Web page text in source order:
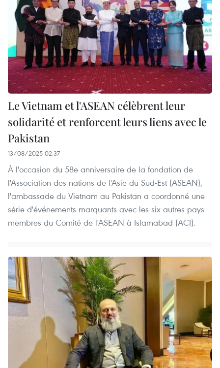
Le Vietnam et l'ASEAN célèbrent leur
solidarité et renforcent leurs liens avec le
Pakistan
13/08/2025 02:37
À l'occasion du 58e anniversaire de la fondation de
l'Association des nations de l'Asie du Sud-Est (ASEAN),
l'ambassade du Vietnam au Pakistan a coordonné une
série d'événements marquants avec les six autres pays
membres du Comité de l'ASEAN à Islamabad (ACI).